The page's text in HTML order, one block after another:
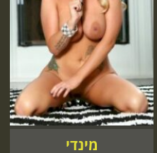
מינדי